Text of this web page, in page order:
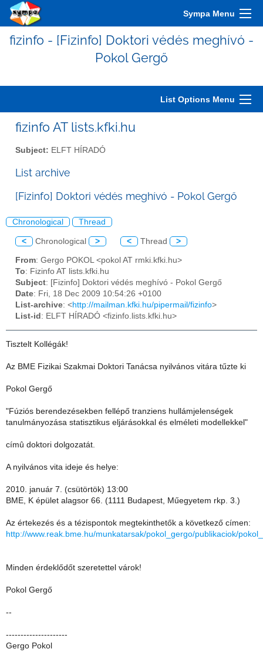
Sympa Menu
fizinfo - [Fizinfo] Doktori védés meghívó -
Pokol Gergő
List Options Menu
fizinfo AT lists.kfki.hu
Subject: ELFT HÍRADÓ
List archive
[Fizinfo] Doktori védés meghívó - Pokol Gergő
Chronological Thread
< Chronological > < Thread >
From: Gergo POKOL <pokol AT rmki.kfki.hu>
To: Fizinfo AT lists.kfki.hu
Subject: [Fizinfo] Doktori védés meghívó - Pokol Gergő
Date: Fri, 18 Dec 2009 10:54:26 +0100
List-archive: <http://mailman.kfki.hu/pipermail/fizinfo>
List-id : ELFT HÍRADÓ <fizinfo.lists.kfki.hu>
Tisztelt Kollégák!
Az BME Fizikai Szakmai Doktori Tanácsa nyilvános vitára tűzte ki
Pokol Gergő
"Fúziós berendezésekben fellépő tranziens hullámjelenségek
tanulmányozása statisztikus eljárásokkal és elméleti modellekkel"
címû doktori dolgozatát.
A nyilvános vita ideje és helye:
2010. január 7. (csütörtök) 13:00
BME, K épület alagsor 66. (1111 Budapest, Műegyetem rkp. 3.)
Az értekezés és a tézispontok megtekinthetők a következő címen:
http://www.reak.bme.hu/munkatarsak/pokol_gergo/publikaciok/
Minden érdeklődőt szeretettel várok!
Pokol Gergő
--
---------------------
Gergo Pokol